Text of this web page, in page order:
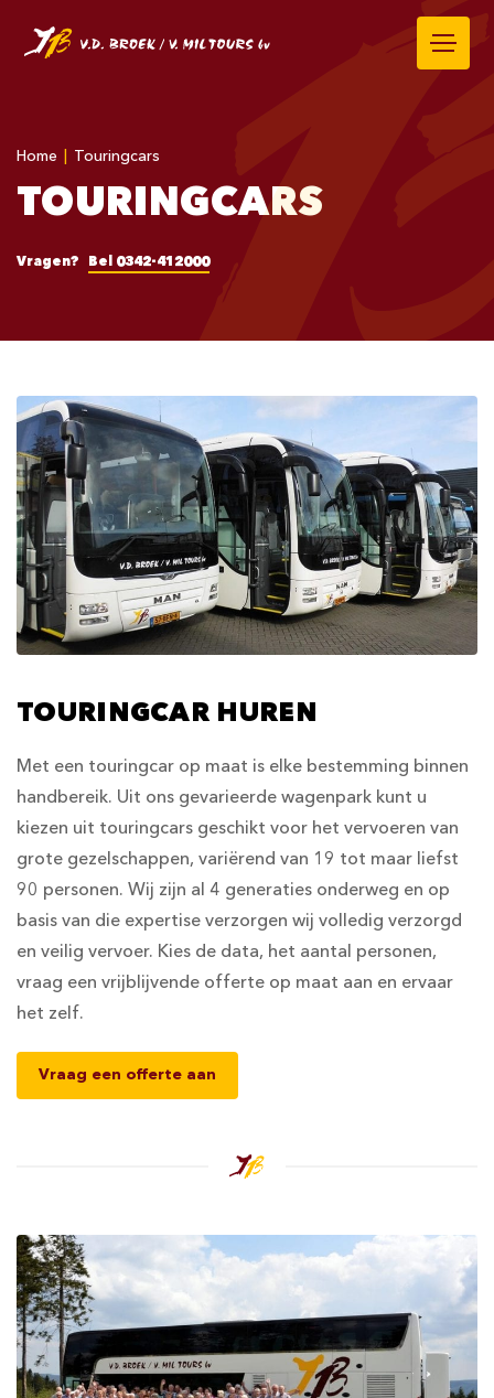
Home Touringcars
TOURINGCARS
Vragen? Bel 0342-412000
TOURINGCAR HUREN
Met een touringcar op maat is elke bestemming binnen
handbereik. Uit ons gevarieerde wagenpark kunt u
kiezen uit touringcars geschikt voor het vervoeren van
grote gezelschappen, variërend van 19 tot maar liefst
90 personen. Wij zijn al 4 generaties onderweg en op
basis van die expertise verzorgen wij volledig verzorgd
en veilig vervoer. Kies de data, het aantal personen,
vraag een vrijblijvende offerte op maat aan en ervaar
het zelf.
Vraag een offerte aan